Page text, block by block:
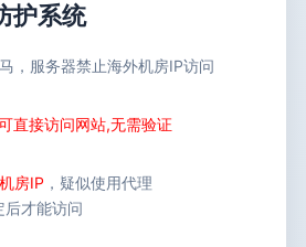
护系统
，服务器禁止海外机房IP访问
直接访问网站,无需验证
机房IP ，疑似使用代理
后才能访问